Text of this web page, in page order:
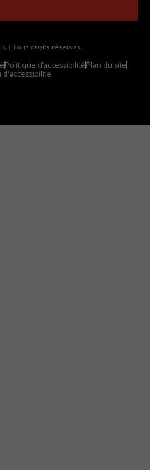
Tous droits réservés.
Politique d’accessibilitéPlan du site
d'accessibilite